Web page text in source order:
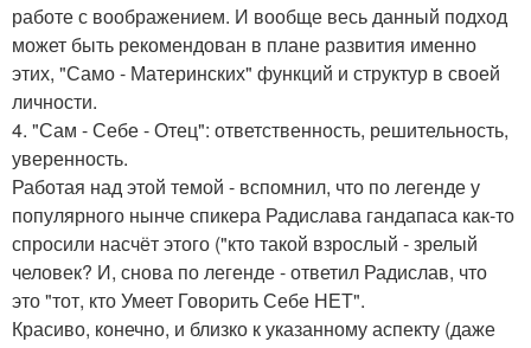
работе с воображением. И вообще весь данный подход
может быть рекомендован в плане развития именно
этих, "Само - Материнских" функций и структур в своей
личности.
4. "Сам - Себе - Отец": ответственность, решительность,
уверенность.
Работая над этой темой - вспомнил, что по легенде у
популярного нынче спикера Радислава гандапаса как-то
спросили насчёт этого ("кто такой взрослый - зрелый
человек? И, снова по легенде - ответил Радислав, что
это "тот, кто Умеет Говорить Себе НЕТ".
Красиво, конечно, и близко к указанному аспекту (даже